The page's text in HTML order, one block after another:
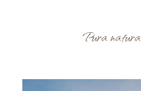
Pura natura